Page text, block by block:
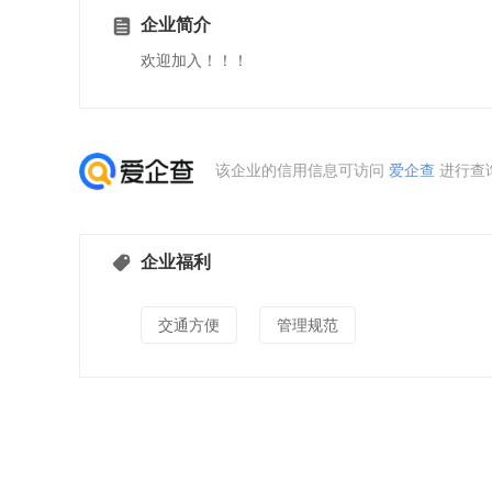
企业简介
欢迎加入！！！
该企业的信用信息可访问 爱企查 进行查
企业福利
交通方便 管理规范